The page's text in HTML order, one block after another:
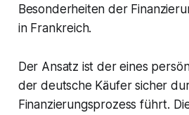
Besonderheiten der
in Frankreich.
Der Ansatz ist der eines
der deutsche Käufer sicher
Finanzierungsprozess führt.